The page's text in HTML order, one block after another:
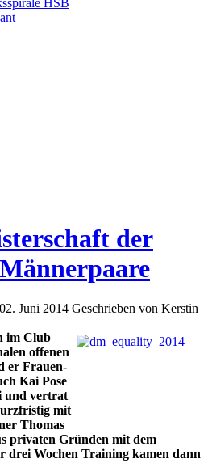
der
Juni 2014 Geschrieben von Kerstin
im Club
offenen
er Frauen-
Kai Pose
und vertrat
mit
Thomas
privaten Gründen mit dem
drei Wochen Training kamen dann